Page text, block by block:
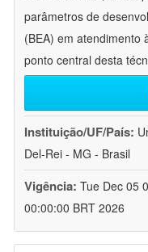
parâmetros de
(BEA) em atendimento
ponto central desta
Instituição/UF/País:
Del-Rei - MG - Brasil
Vigência: Tue Dec 05
00:00:00 BRT 2026